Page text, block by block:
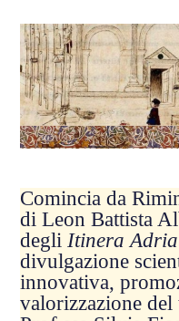
Comincia da
di Leon Battista
degliItinera
divulgazione
innovativa,
valorizzazione